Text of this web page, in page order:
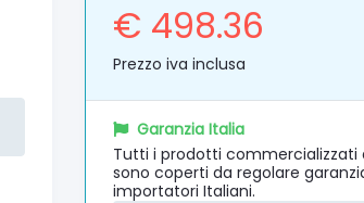
€ 498.36
Prezzo iva inclusa
Garanzia Italia
Tutti i prodotti commercializzati
sono coperti da regolare
importatori Italiani.